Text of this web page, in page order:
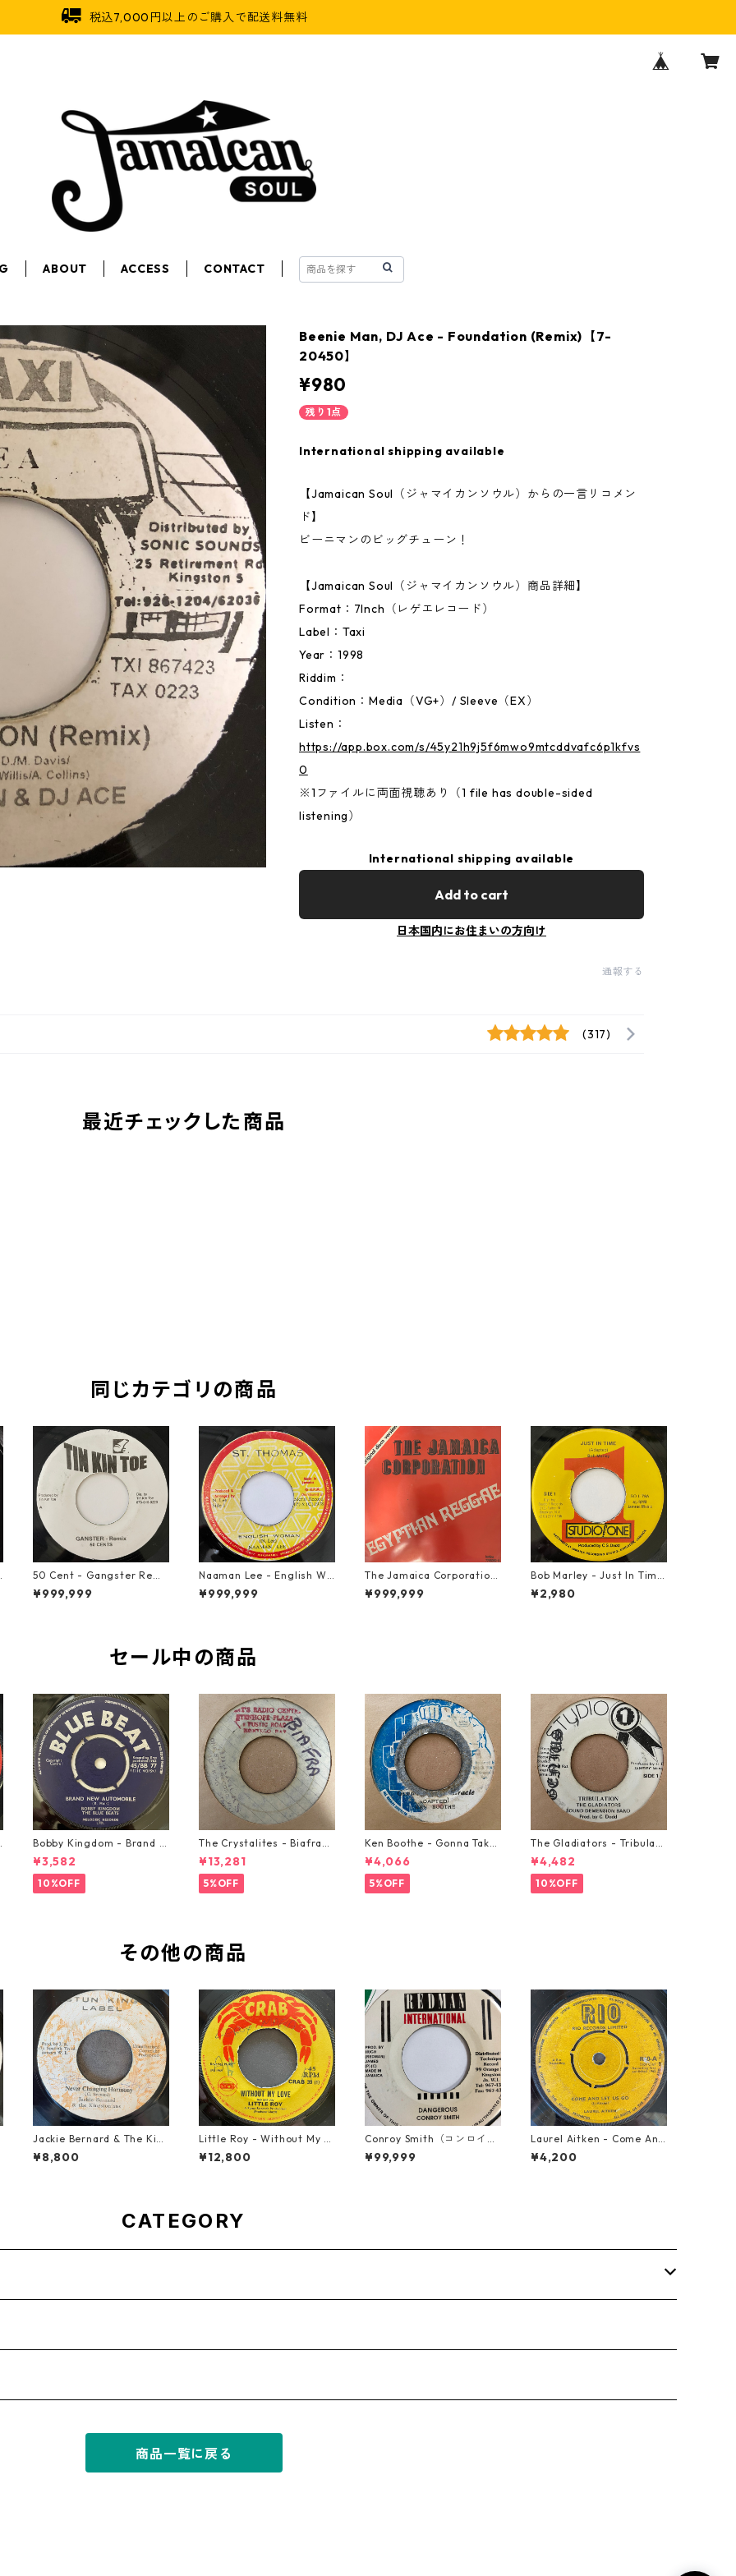
税込7,000円以上のご購入で配送料無料
ABOUT ACCESS CONTACT
Beenie Man, DJ Ace - Foundation (Remix)【7-
20450】
¥980
残り1点
International shipping available
【Jamaican Soul（ジャマイカンソウル）からの一言リコメン
ド】
ビーニマンのビッグチューン！
【Jamaican Soul（ジャマイカンソウル）商品詳細】
Format：7Inch（レゲエレコード）
Label：Taxi
Year：1998
Riddim：
Condition：Media（VG+）/ Sleeve（EX）
Listen：
https://app.box.com/s/45y21h9j5f6mwo9mtcddvafc6p1kfvs
0
※1ファイルに両面視聴あり（1 file has double-sided
listening）
International shipping available
Add to cart
日本国内にお住まいの方向け
通報する
(317)
最近チェックした商品
同じカテゴリの商品
50 Cent - Gangster Remi
x【7-20928】
¥999,999
Naaman Lee - English Wo
man【7-20855】
¥999,999
The Jamaica Corporation
- Egyptian Reggae【7-20
804】
¥999,999
Bob Marley - Just In Time
【7-20778】
¥2,980
セール中の商品
Bobby Kingdom - Brand N
ew Automobile【7-2088
9】
¥3,582
10%OFF
The Crystalites - Biafra
【7-21293】
¥13,281
5%OFF
Ken Boothe - Gonna Take
A Miracle【7-21362】
¥4,066
5%OFF
The Gladiators - Tribulati
on【7-21365】
¥4,482
10%OFF
その他の商品
Jackie Bernard & The Kin
gstonians - Never Changi
ng Harmony【7-21948】
¥8,800
Little Roy - Without My L
ove【7-21990】
¥12,800
Conroy Smith（コンロイス
ミス） - Dangerous【7'】
¥99,999
Laurel Aitken - Come And
Let Us Go【7-21779】
¥4,200
CATEGORY
商品一覧に戻る